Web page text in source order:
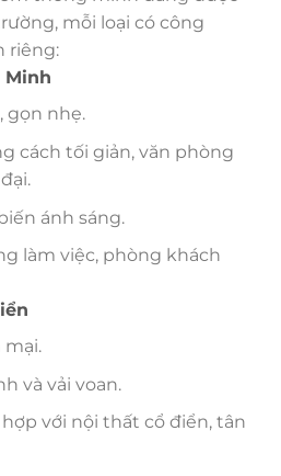
mỗi loại có công
riêng:
Minh
gọn nhẹ.
cách tối giản, văn phòng
ánh sáng.
làm việc, phòng khách
mại.
và vải voan.
với nội thất cổ điển, tân